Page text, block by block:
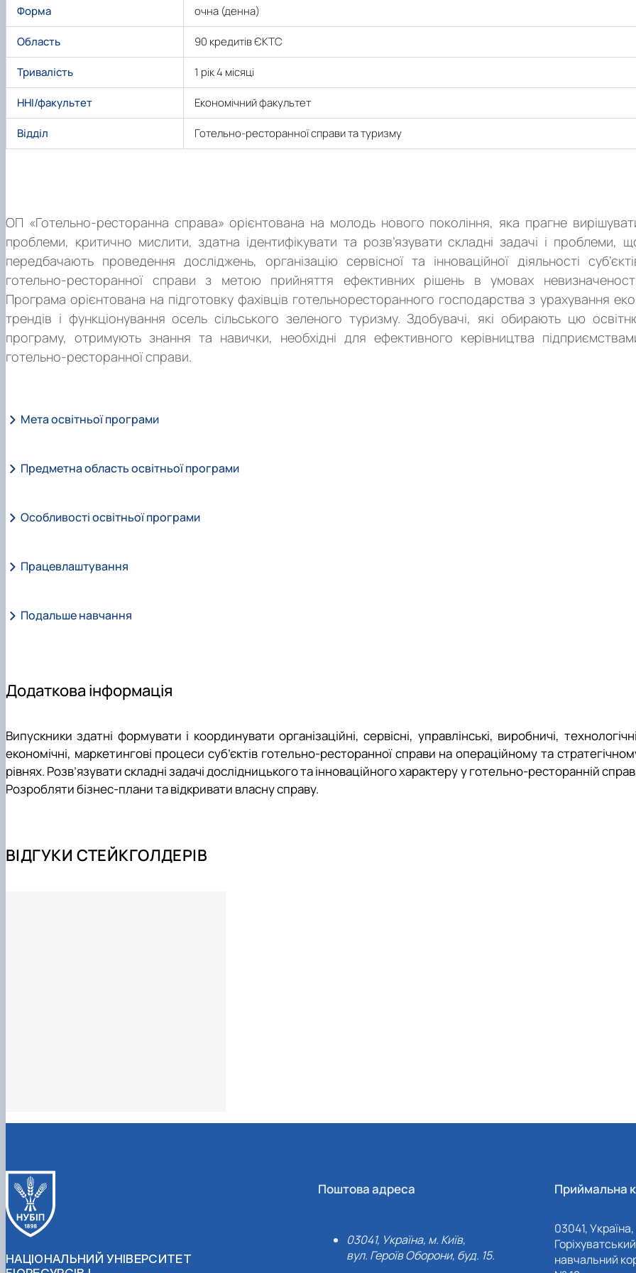
Форма очна (денна)
Область 90 кредитів ЄКТС
Тривалість 1 рік 4 місяці
ННІ/факультет Економічний факультет
Відділ Готельно-ресторанної справи та туризму
ОП «Готельно-ресторанна справа» орієнтована на молодь нового покоління, яка прагне
проблеми, критично мислити, здатна ідентифікувати та розв’язувати складні задачі і проблеми,
передбачають проведення досліджень, організацію сервісної та інноваційної діяльності
готельно-ресторанної справи з метою прийняття ефективних рішень в умовах
Програма орієнтована на підготовку фахівців готельноресторанного господарства з урахування
трендів і функціонування осель сільського зеленого туризму. Здобувачі, які обирають цю
програму, отримують знання та навички, необхідні для ефективного керівництва
готельно-ресторанної справи.
Мета освітньої програми
Підготовка фахівців, здатних ідентифікувати та розв’язувати складні задачі і проблеми, що передбачають
Предметна область освітньої програми
Галузь знаньJ«Транспорт та послуги»,
Освітня програма «Готельно- ресторанна справа».
Особливості освітньої програми
Широкі можливості кар'єрного зростання: готельно-ресторанна сфера є швидкорозвиваючою, що може відкрити
Міжнародні можливості: готельно-ресторанна сфера функціонує в умовах глобалізації, тому є можливості для
Креативність та інновації: готельно-ресторанна сфера вимагає креативності та інновацій, що може стати
додатковим стимулом для розвитку власних ідей та проєктів.
Працевлаштування
Подальше навчання
QF-EHEA – третій цикл; ЕQF- LLL - 8 рівень, підвищувати кваліфікацію та отримати додаткову післядипломну освіту
Додаткова інформація
Випускники здатні формувати і координувати організаційні, сервісні, управлінські, виробничі,
економічні, маркетингові процеси суб’єктів готельно-ресторанної справи на операційному та
рівнях. Розв’язувати складні задачі дослідницького та інноваційного характеру у готельно-ресторанній
Розробляти бізнес-плани та відкривати власну справу.
ВІДГУКИ СТЕЙКГОЛДЕРІВ
НАЦІОНАЛЬНИЙ УНІВЕРСИТЕТ
Поштова адреса
03041, Україна, м. Київ,
вул. Героїв Оборони, буд. 15.
Приймальна
03041,
навчальний